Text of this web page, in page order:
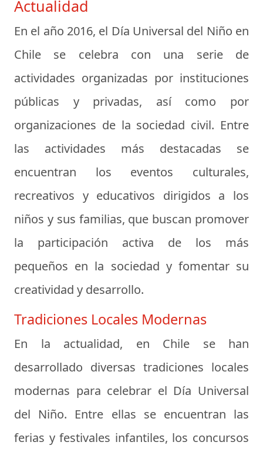
Actualidad
En el año 2016, el Día Universal del Niño en
Chile se celebra con una serie de
actividades organizadas por instituciones
públicas y privadas, así como por
organizaciones de la sociedad civil. Entre
las actividades más destacadas se
encuentran los eventos culturales,
recreativos y educativos dirigidos a los
niños y sus familias, que buscan promover
la participación activa de los más
pequeños en la sociedad y fomentar su
creatividad y desarrollo.
Tradiciones Locales Modernas
En la actualidad, en Chile se han
desarrollado diversas tradiciones locales
modernas para celebrar el Día Universal
del Niño. Entre ellas se encuentran las
ferias y festivales infantiles, los concursos